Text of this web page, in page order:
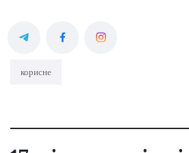
корисне